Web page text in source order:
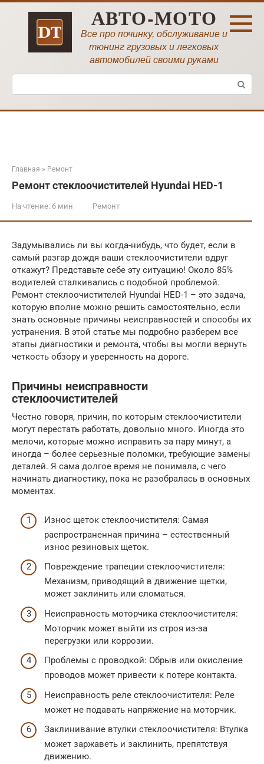
Перейти
АВТО-МОТО
Все про починку, обслуживание и
тюнинг грузовых и легковых
автомобилей своими руками
Поиск:
Главная » Ремонт
Ремонт стеклоочистителей Hyundai HED-1
На чтение: 6 мин Ремонт
Задумывались ли вы когда-нибудь, что будет, если в
самый разгар дождя ваши стеклоочистители вдруг
откажут? Представьте себе эту ситуацию! Около 85%
водителей сталкивались с подобной проблемой.
Ремонт стеклоочистителей Hyundai HED-1 – это задача,
которую вполне можно решить самостоятельно, если
знать основные причины неисправностей и способы их
устранения. В этой статье мы подробно разберем все
этапы диагностики и ремонта, чтобы вы могли вернуть
четкость обзору и уверенность на дороге.
Причины неисправности
стеклоочистителей
Честно говоря, причин, по которым стеклоочистители
могут перестать работать, довольно много. Иногда это
мелочи, которые можно исправить за пару минут, а
иногда – более серьезные поломки, требующие замены
деталей. Я сама долгое время не понимала, с чего
начинать диагностику, пока не разобралась в основных
моментах.
Износ щеток стеклоочистителя: Самая
распространенная причина – естественный
износ резиновых щеток.
Повреждение трапеции стеклоочистителя:
Механизм, приводящий в движение щетки,
может заклинить или сломаться.
Неисправность моторчика стеклоочистителя:
Моторчик может выйти из строя из-за
перегрузки или коррозии.
Проблемы с проводкой: Обрыв или окисление
проводов может привести к потере контакта.
Неисправность реле стеклоочистителя: Реле
может не подавать напряжение на моторчик.
Заклинивание втулки стеклоочистителя: Втулка
может заржаветь и заклинить, препятствуя
движению.